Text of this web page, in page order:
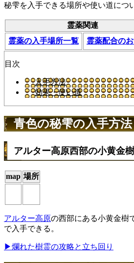
秘雫を入手できる場所や使い道につ
霊薬関連
霊薬の入手場所一覧
霊薬配合の
目次
入手方法
効果・使い道
青色の秘雫の入手方法
アルター高原西部の小黄金
map 場所
アルター高原の西部にある小黄金樹
で入手できる。
▶爛れた樹霊の攻略と立ち回り